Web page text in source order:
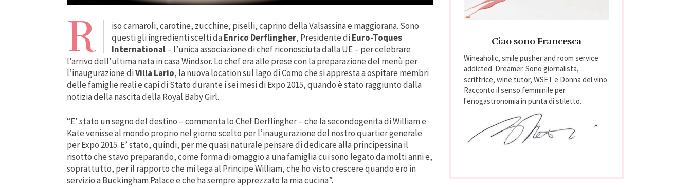
R
iso carnaroli, carotine, zucchine, piselli, caprino della Valsassina e maggiorana. Sono
questi gli ingredienti scelti daEnrico Derflingher, Presidente diEuro-Toques
International– l’unica associazione di chef riconosciuta dalla UE – per celebrare
l’arrivo dell’ultima nata in casa Windsor. Lo chef era alle prese con la preparazione del menù per
l’inaugurazione diVilla Lario, la nuova location sul lago di Como che si appresta a ospitare membri
delle famiglie reali e capi di Stato durante i sei mesi di Expo 2015, quando è stato raggiunto dalla
notizia della nascita della Royal Baby Girl.
“E’ stato un segno del destino – commenta lo Chef Derflingher – che la secondogenita di William e
Kate venisse al mondo proprio nel giorno scelto per l’inaugurazione del nostro quartier generale
per Expo 2015. E’ stato, quindi, per me quasi naturale pensare di dedicare alla principessina il
risotto che stavo preparando, come forma di omaggio a una famiglia cui sono legato da molti anni e,
soprattutto, per il rapporto che mi lega al Principe William, che ho visto crescere quando ero in
servizio a Buckingham Palace e che ha sempre apprezzato la mia cucina”.
Ciao sono Francesca
Wineaholic, smile pusher and room service
addicted. Dreamer. Sono giornalista,
scrittrice, wine tutor, WSET e Donna del vino.
Racconto il senso femminile per
l'enogastronomia in punta di stiletto.